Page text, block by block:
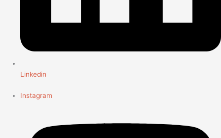
Linkedin
Instagram